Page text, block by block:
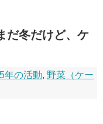
だ冬だけど、ケ
年の活動, 野菜（ケー